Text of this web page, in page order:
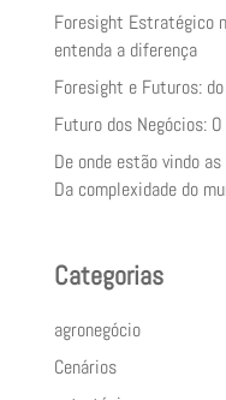
Foresight Estratégico
entenda a diferença
Foresight e Futuros:
Futuro dos Negócios:
De onde estão vindo
Da complexidade do
Categorias
agronegócio
Cenários